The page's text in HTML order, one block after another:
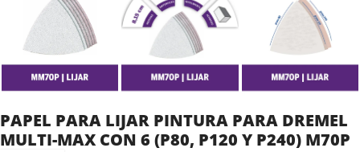
PAPEL PARA LIJAR PINTURA PARA DREMEL
MULTI-MAX CON 6 (P80, P120 Y P240) M70P